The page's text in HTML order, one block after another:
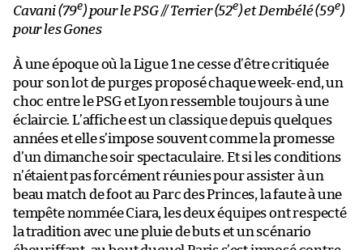
Cavani (79e) pour le PSG // Terrier (52e) et Dembélé (59e)
pour les Gones
À une époque où la Ligue 1 ne cesse d’être critiquée
pour son lot de purges proposé chaque week-end, un
choc entre le PSG et Lyon ressemble toujours à une
éclaircie. L’affiche est un classique depuis quelques
années et elle s’impose souvent comme la promesse
d’un dimanche soir spectaculaire. Et si les conditions
n’étaient pas forcément réunies pour assister à un
beau match de foot au Parc des Princes, la faute à une
tempête nommée Ciara, les deux équipes ont respecté
la tradition avec une pluie de buts et un scénario